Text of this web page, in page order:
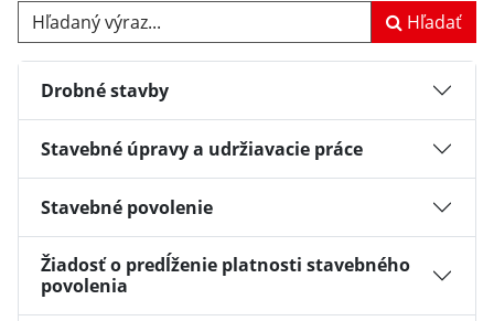
Hľadaný výraz... Hľadať
Drobné stavby
Stavebné úpravy a udržiavacie práce
Stavebné povolenie
Žiadosť o predĺženie platnosti stavebného
povolenia